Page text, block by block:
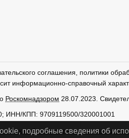
соглашения, политики
информационно-справочный
Роскомнадзором 28.07.2023.
ИНН/КПП: 9709119500/320001001
обработки персональных
подробные сведения об